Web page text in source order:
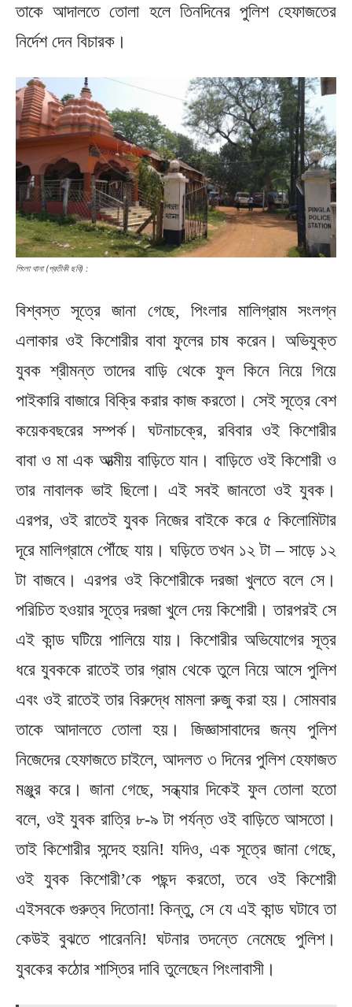
তাকে আদালতে তোলা হলে তিনদিনের পুলিশ হেফাজতের
নির্দেশ দেন বিচারক।
পিংলা থানা (প্রতীকী ছবি) :
বিশ্বস্ত সূত্রে জানা গেছে, পিংলার মালিগ্রাম সংলগ্ন
এলাকার ওই কিশোরীর বাবা ফুলের চাষ করেন। অভিযুক্ত
যুবক শ্রীমন্ত তাদের বাড়ি থেকে ফুল কিনে নিয়ে গিয়ে
পাইকারি বাজারে বিক্রি করার কাজ করতো। সেই সূত্রে বেশ
কয়েকবছরের সম্পর্ক। ঘটনাচক্রে, রবিবার ওই কিশোরীর
বাবা ও মা এক আত্মীয় বাড়িতে যান। বাড়িতে ওই কিশোরী ও
তার নাবালক ভাই ছিলো। এই সবই জানতো ওই যুবক।
এরপর, ওই রাতেই যুবক নিজের বাইকে করে ৫ কিলোমিটার
দূরে মালিগ্রামে পৌঁছে যায়। ঘড়িতে তখন ১২ টা – সাড়ে ১২
টা বাজবে। এরপর ওই কিশোরীকে দরজা খুলতে বলে সে।
পরিচিত হওয়ার সূত্রে দরজা খুলে দেয় কিশোরী। তারপরই সে
এই কান্ড ঘটিয়ে পালিয়ে যায়। কিশোরীর অভিযোগের সূত্র
ধরে যুবককে রাতেই তার গ্রাম থেকে তুলে নিয়ে আসে পুলিশ
এবং ওই রাতেই তার বিরুদ্ধে মামলা রুজু করা হয়। সোমবার
তাকে আদালতে তোলা হয়। জিজ্ঞাসাবাদের জন্য পুলিশ
নিজেদের হেফাজতে চাইলে, আদলত ৩ দিনের পুলিশ হেফাজত
মঞ্জুর করে। জানা গেছে, সন্ধ্যার দিকেই ফুল তোলা হতো
বলে, ওই যুবক রাত্রি ৮-৯ টা পর্যন্ত ওই বাড়িতে আসতো।
তাই কিশোরীর সন্দেহ হয়নি! যদিও, এক সূত্রে জানা গেছে,
ওই যুবক কিশোরী’কে পছন্দ করতো, তবে ওই কিশোরী
এইসবকে গুরুত্ব দিতোনা! কিন্তু, সে যে এই কান্ড ঘটাবে তা
কেউই বুঝতে পারেননি! ঘটনার তদন্তে নেমেছে পুলিশ।‌
যুবকের কঠোর শাস্তির দাবি তুলেছেন পিংলাবাসী।